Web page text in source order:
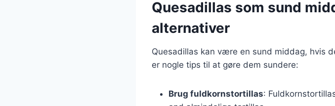
Quesadillas som sund
alternativer
Quesadillas kan være en sund middag, hvis
er nogle tips til at gøre dem sundere:
Brug fuldkornstortillas: